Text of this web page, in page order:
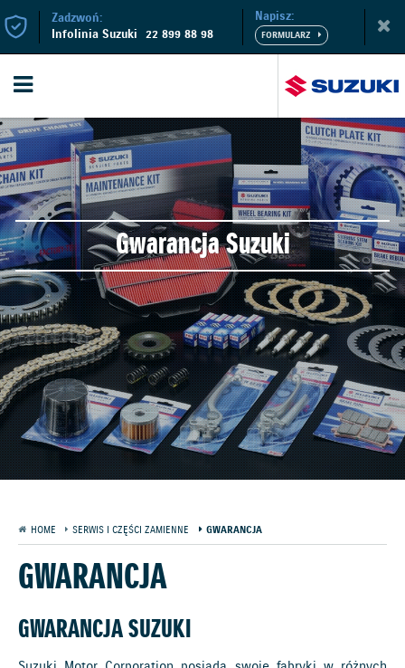
Zadzwoń:
Infolinia Suzuki 22 899 88 98
Napisz:
Gwarancja Suzuki
HOME SERWIS I CZĘŚCI ZAMIENNE GWARANCJA
GWARANCJA
GWARANCJA SUZUKI